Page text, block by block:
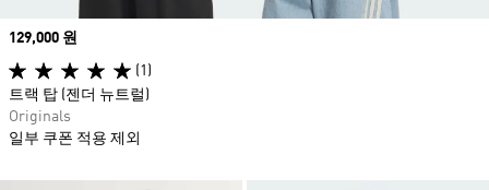
Price
129,000 원
(1)
트랙 탑 (젠더 뉴트럴)
Originals
일부 쿠폰 적용 제외